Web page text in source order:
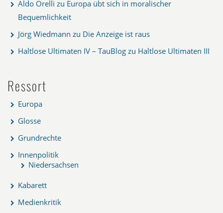
Aldo Orelli zu Europa übt sich in moralischer
Bequemlichkeit
Jörg Wiedmann zu Die Anzeige ist raus
Haltlose Ultimaten IV – TauBlog zu Haltlose Ultimaten III
Ressort
Europa
Glosse
Grundrechte
Innenpolitik
Niedersachsen
Kabarett
Medienkritik